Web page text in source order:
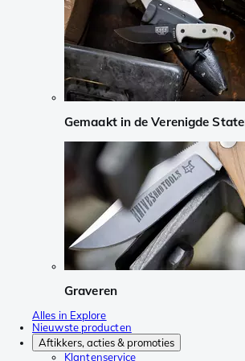
Gemaakt in de Verenigde
Graveren
Alles in Explore
Nieuwste producten
Aftikkers, acties & promoties
Klantenservice